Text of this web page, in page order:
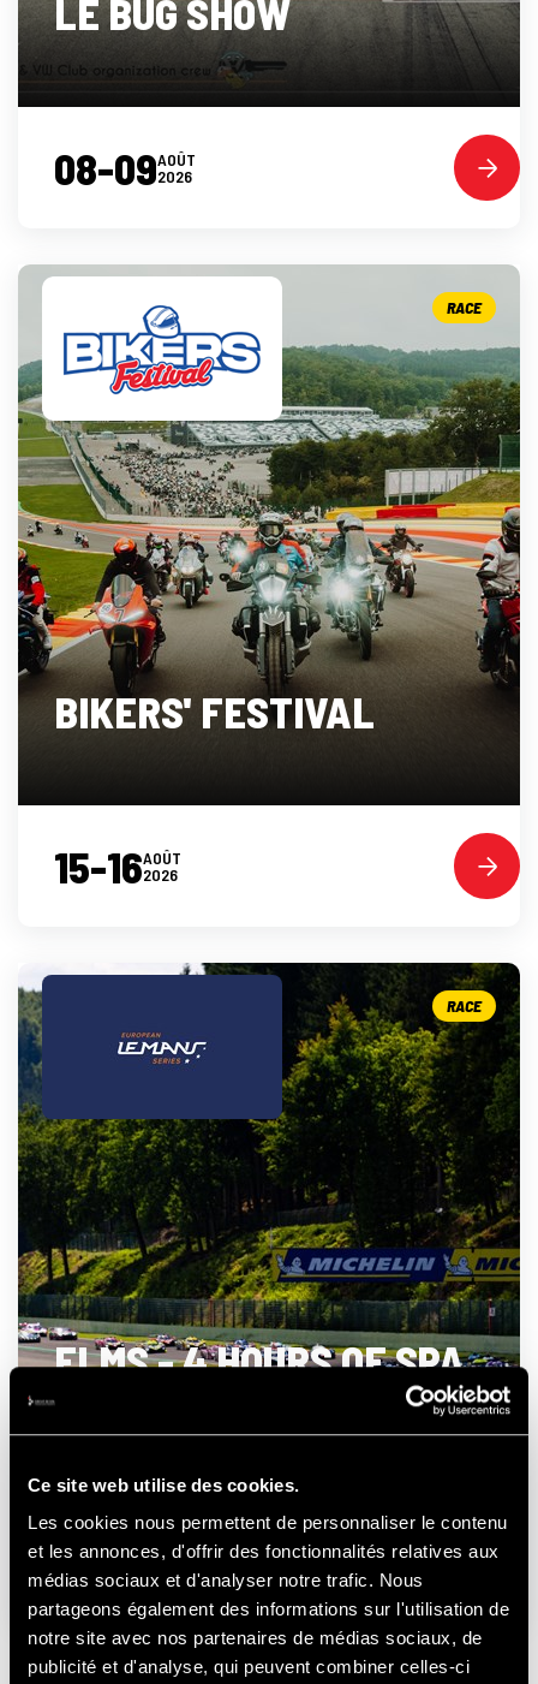
Ce site web utilise des cookies.
Les cookies nous permettent de personnaliser le contenu
et les annonces, d'offrir des fonctionnalités relatives aux
médias sociaux et d'analyser notre trafic. Nous
partageons également des informations sur l'utilisation de
notre site avec nos partenaires de médias sociaux, de
publicité et d'analyse, qui peuvent combiner celles-ci
LE BUG SHOW
08-09AOÛT
2026
BIKERS' FESTIVAL
RACE
15-16AOÛT
2026
ELMS - 4 HOURS OF SPA
- FRANCORCHAMPS
RACE
21-22-23AOÛT
2026